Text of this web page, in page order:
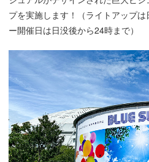
プを実施します！（ライトアップ
ー開催日は日没後から24時まで）